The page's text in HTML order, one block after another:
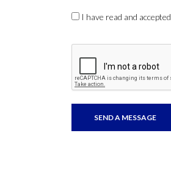
I have read and accepted